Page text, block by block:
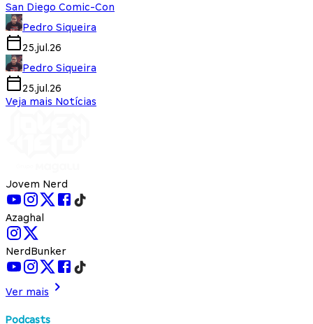
San Diego Comic-Con
Pedro Siqueira
25.jul.26
Pedro Siqueira
25.jul.26
Veja mais Notícias
Jovem Nerd
Azaghal
NerdBunker
Ver mais
Podcasts